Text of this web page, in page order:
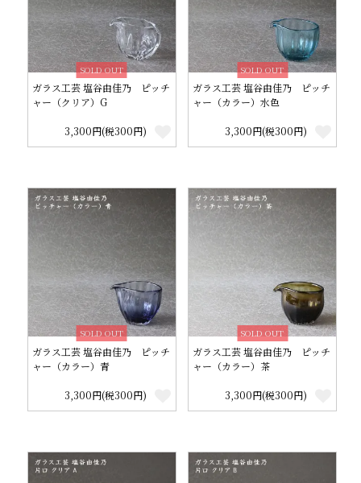
SOLD OUT
ガラス工芸 塩谷由佳乃 ピッチ
ャー（クリア）G
3,300円(税300円)
SOLD OUT
ガラス工芸 塩谷由佳乃 ピッチ
ャー（カラー）水色
3,300円(税300円)
SOLD OUT
ガラス工芸 塩谷由佳乃 ピッチ
ャー（カラー）青
3,300円(税300円)
SOLD OUT
ガラス工芸 塩谷由佳乃 ピッチ
ャー（カラー）茶
3,300円(税300円)